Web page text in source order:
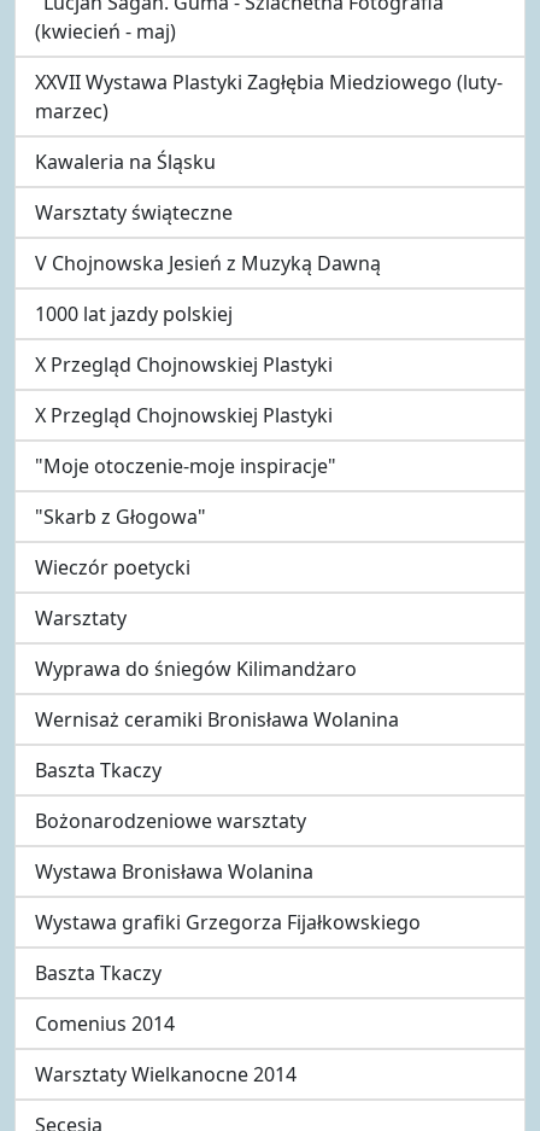
(kwiecień - maj)
XXVII Wystawa Plastyki Zagłębia Miedziowego (luty-
marzec)
Kawaleria na Śląsku
Warsztaty świąteczne
V Chojnowska Jesień z Muzyką Dawną
1000 lat jazdy polskiej
X Przegląd Chojnowskiej Plastyki
X Przegląd Chojnowskiej Plastyki
"Moje otoczenie-moje inspiracje"
"Skarb z Głogowa"
Wieczór poetycki
Warsztaty
Wyprawa do śniegów Kilimandżaro
Wernisaż ceramiki Bronisława Wolanina
Baszta Tkaczy
Bożonarodzeniowe warsztaty
Wystawa Bronisława Wolanina
Wystawa grafiki Grzegorza Fijałkowskiego
Baszta Tkaczy
Comenius 2014
Warsztaty Wielkanocne 2014
Secesja